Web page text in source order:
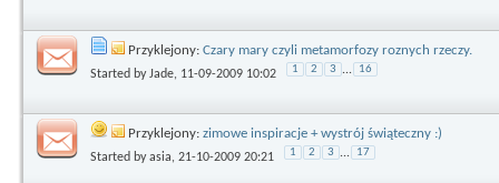
Przyklejony: Czary mary czyli metamorfozy roznych rzeczy.
Started byJade, 11-09-2009 10:02 1 2 3 ... 16
Przyklejony: zimowe inspiracje + wystrój świąteczny :)
Started byasia, 21-10-2009 20:21 1 2 3 ... 17